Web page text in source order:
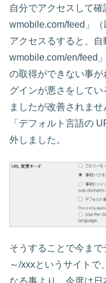
自分でアクセスして
wmobile.com/feed」
アクセスるすると、
wmobile.com/en/feed
の取得ができない事
グインが悪さをして
ましたが改善されま
「デフォルト言語の
外しました。
そうすることで今ま
～/xxxというサイトで